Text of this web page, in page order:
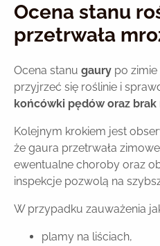
Ocena stanu
przetrwała
Ocena stanu gaury po
przyjrzeć się roślinie i
końcówki pędów oraz
Kolejnym krokiem jest
że gaura przetrwała
ewentualne choroby oraz
inspekcje pozwolą na
W przypadku zauważenia
plamy na liściach,